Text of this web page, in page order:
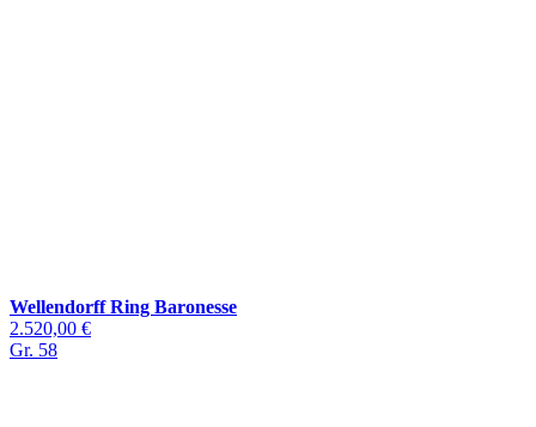
Wellendorff Ring Baronesse
2.520,00 €
Gr. 58